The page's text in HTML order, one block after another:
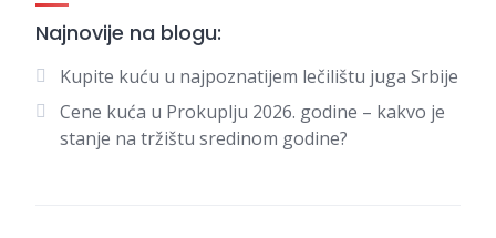
Najnovije na blogu:
Kupite kuću u najpoznatijem lečilištu juga Srbije
Cene kuća u Prokuplju 2026. godine – kakvo je
stanje na tržištu sredinom godine?